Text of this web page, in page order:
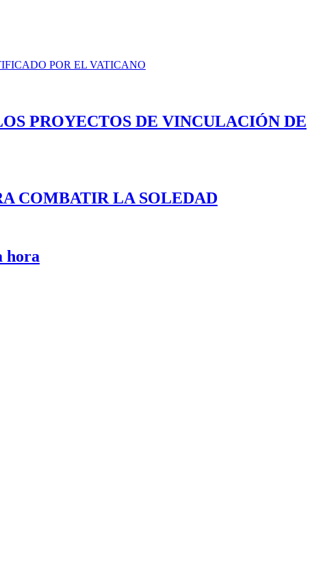
POR EL VATICANO
PROYECTOS DE VINCULACIÓN DE
COMBATIR LA SOLEDAD
hora